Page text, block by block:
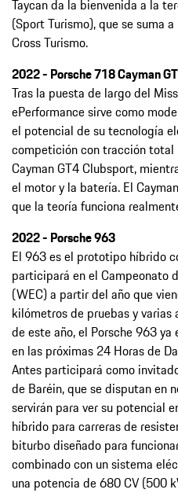
Taycan da la bienvenida a la
(Sport Turismo), que se suma
Cross Turismo.
2022 - Porsche 718 Cayman
Tras la puesta de largo del
ePerformance sirve como
el potencial de su tecnología
competición con tracción
Cayman GT4 Clubsport,
el motor y la batería. El
que la teoría funciona
2022 - Porsche 963
El 963 es el prototipo híbrido
participará en el Campeonato
(WEC) a partir del año que
kilómetros de pruebas y
de este año, el Porsche 963
en las próximas 24 Horas de
Antes participará como
de Baréin, que se disputan en
servirán para ver su potencial
híbrido para carreras de
biturbo diseñado para
combinado con un sistema
una potencia de 680 CV (500